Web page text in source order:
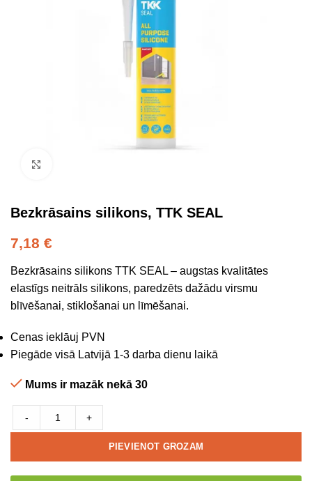
Bezkrāsains silikons, TTK SEAL
7,18 €
Bezkrāsains silikons TTK SEAL – augstas kvalitātes
elastīgs neitrāls silikons, paredzēts dažādu virsmu
blīvēšanai, stiklošanai un līmēšanai.
Cenas ieklāuj PVN
Piegāde visā Latvijā 1-3 darba dienu laikā
Mums ir mazāk nekā 30
- +
PIEVIENOT GROZAM